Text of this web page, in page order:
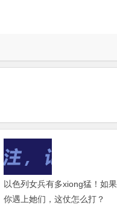
以色列女兵有多xiong猛！如果
你遇上她们，这仗怎么打？